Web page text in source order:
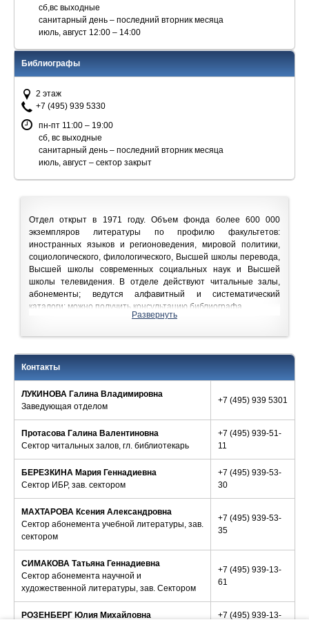
сб,вс выходные
санитарный день – последний вторник месяца
июль, август 12:00 – 14:00
Библиографы
2 этаж
+7 (495) 939 5330
пн-пт 11:00 – 19:00
сб, вс выходные
санитарный день – последний вторник месяца
июль, август – сектор закрыт
Отдел открыт в 1971 году. Объем фонда более 600 000
экземпляров литературы по профилю факультетов:
иностранных языков и регионоведения, мировой политики,
социологического, филологического, Высшей школы перевода,
Высшей школы современных социальных наук и Высшей
школы телевидения. В отделе действуют читальные залы,
абонементы; ведутся алфавитный и систематический
каталоги; можно получить консультацию библиографа.
Читальными залами могут пользоваться все читатели Научной
библиотеки МГУ. Дополнительно открыты
специализированные читальные залы: Французского колледжа
перевода».
Абонемент учебной литературы
Проводится запись в библиотеку, оформление читательского
билета, выдача литературы на дом.Уточняйтеинформацию о
записи в библиотекуиоб абонементном обслуживании в
отделе.
Время выполнения заказов – от 5 минут. Сроки пользования
литературой – учебный год.
Абонемент научной и художественной литературы
Выдается научная и художественная литература на
дом.Уточняйте информацию
Аспиранты последнего года обучения и получающие 2-е
высшее образование обслуживаются при наличии
гарантийного письма от руководства факультетов.
Время выполнения заказов – от 5 минут. Сроки пользования
литературой – до 2-х месяцев.
Развернуть
Контакты
ЛУКИНОВА Галина Владимировна
Заведующая отделом
+7 (495) 939 5301
Протасова Галина Валентиновна
Сектор читальных залов, гл. библиотекарь
+7 (495) 939-51-
11
БЕРЕЗКИНА Мария Геннадиевна
Сектор ИБР, зав. сектором
+7 (495) 939-53-
30
МАХТАРОВА Ксения Александровна
Сектор абонемента учебной литературы, зав.
сектором
+7 (495) 939-53-
35
СИМАКОВА Татьяна Геннадиевна
Сектор абонемента научной и
художественной литературы, зав. Сектором
+7 (495) 939-13-
61
РОЗЕНБЕРГ Юлия Михайловна
+7 (495) 939-13-